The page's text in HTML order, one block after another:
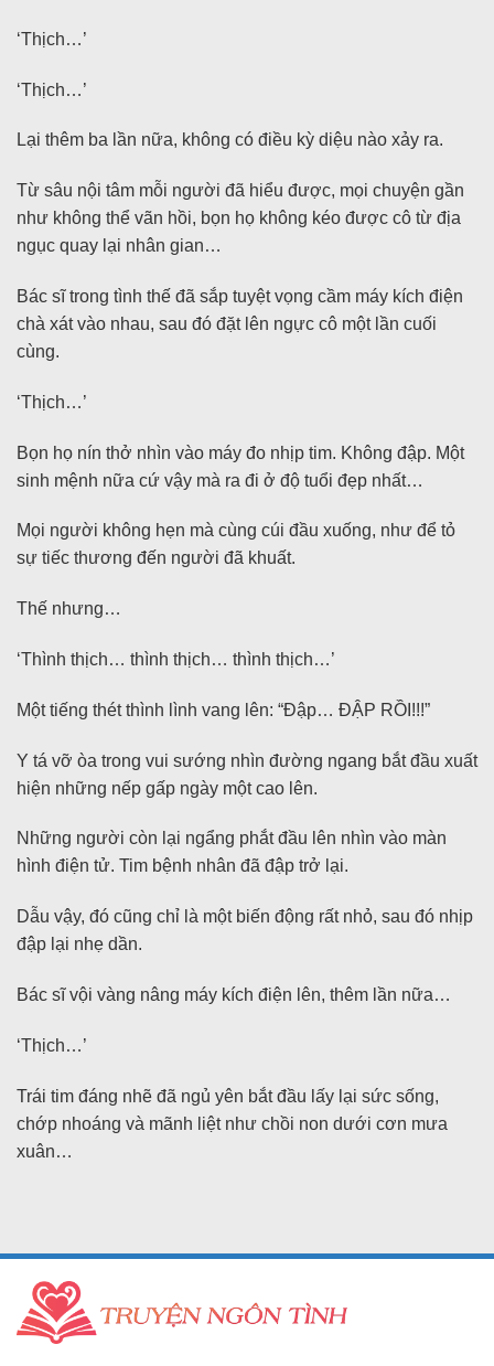
‘Thịch…’
‘Thịch…’
Lại thêm ba lần nữa, không có điều kỳ diệu nào xảy ra.
Từ sâu nội tâm mỗi người đã hiểu được, mọi chuyện gần
như không thể vãn hồi, bọn họ không kéo được cô từ địa
ngục quay lại nhân gian…
Bác sĩ trong tình thế đã sắp tuyệt vọng cầm máy kích điện
chà xát vào nhau, sau đó đặt lên ngực cô một lần cuối
cùng.
‘Thịch…’
Bọn họ nín thở nhìn vào máy đo nhịp tim. Không đập. Một
sinh mệnh nữa cứ vậy mà ra đi ở độ tuổi đẹp nhất…
Mọi người không hẹn mà cùng cúi đầu xuống, như để tỏ
sự tiếc thương đến người đã khuất.
Thế nhưng…
‘Thình thịch… thình thịch… thình thịch…’
Một tiếng thét thình lình vang lên: “Đập… ĐẬP RỒI!!!”
Y tá vỡ òa trong vui sướng nhìn đường ngang bắt đầu xuất
hiện những nếp gấp ngày một cao lên.
Những người còn lại ngẩng phắt đầu lên nhìn vào màn
hình điện tử. Tim bệnh nhân đã đập trở lại.
Dẫu vậy, đó cũng chỉ là một biến động rất nhỏ, sau đó nhịp
đập lại nhẹ dần.
Bác sĩ vội vàng nâng máy kích điện lên, thêm lần nữa…
‘Thịch…’
Trái tim đáng nhẽ đã ngủ yên bắt đầu lấy lại sức sống,
chớp nhoáng và mãnh liệt như chồi non dưới cơn mưa
xuân…